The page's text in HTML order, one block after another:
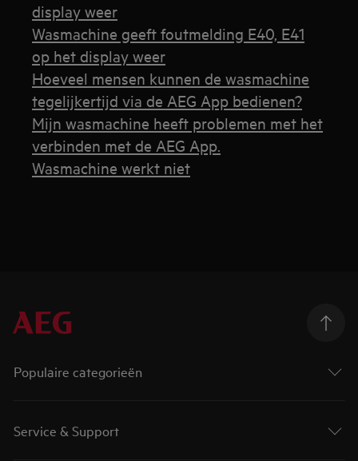
display weer
Wasmachine geeft foutmelding E40, E41
op het display weer
Hoeveel mensen kunnen de wasmachine
tegelijkertijd via de AEG App bedienen?
Mijn wasmachine heeft problemen met het
verbinden met de AEG App.
Wasmachine werkt niet
Populaire categorieën
Service & Support